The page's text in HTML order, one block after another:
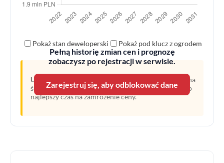
Pełną historię zmian cen i prognozę
zobaczysz po rejestracji w serwisie.
Zarejestruj się, aby odblokować dane
Pokaż stan deweloperski Pokaż pod klucz z ogrodem
Uwaga:
Linia przerywana oznacza prognozę opartą na
średnim wzroście z ostatnich lat. Obecny moment to
najlepszy czas na zamrożenie ceny.